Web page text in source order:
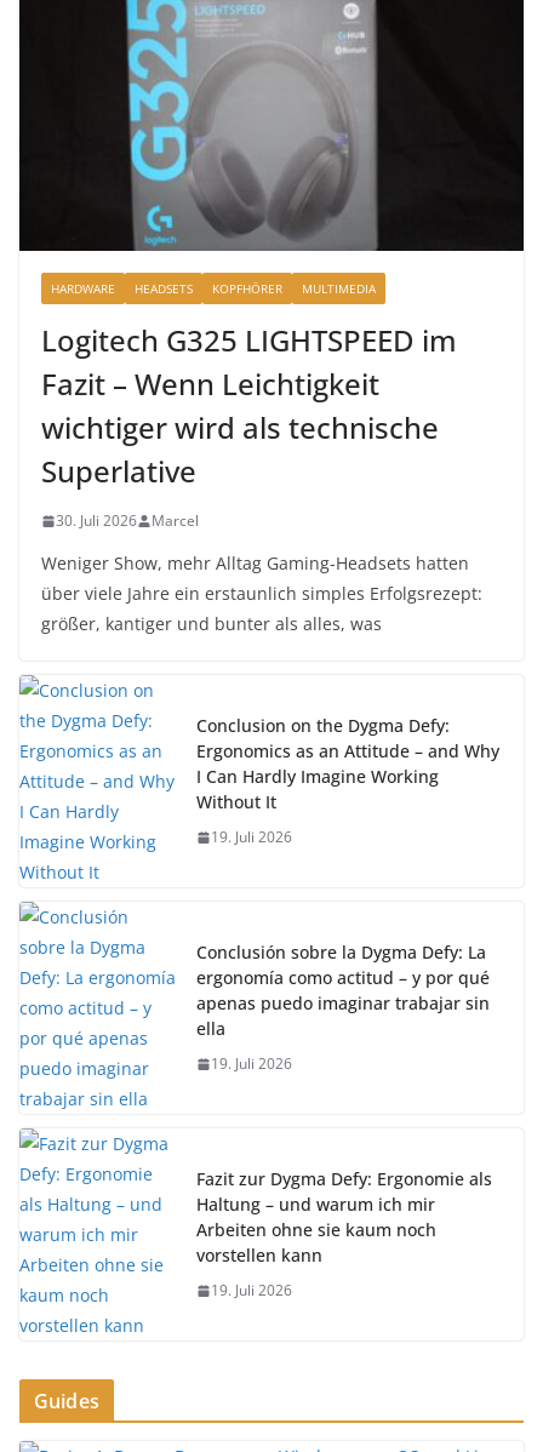
HARDWARE HEADSETS KOPFHÖRER MULTIMEDIA
Logitech G325 LIGHTSPEED im
Fazit – Wenn Leichtigkeit
wichtiger wird als technische
Superlative
30. Juli 2026 Marcel
Weniger Show, mehr Alltag Gaming-Headsets hatten
über viele Jahre ein erstaunlich simples Erfolgsrezept:
größer, kantiger und bunter als alles, was
Conclusion on the Dygma Defy:
Ergonomics as an Attitude – and Why
I Can Hardly Imagine Working
Without It
19. Juli 2026
Conclusión sobre la Dygma Defy: La
ergonomía como actitud – y por qué
apenas puedo imaginar trabajar sin
ella
19. Juli 2026
Fazit zur Dygma Defy: Ergonomie als
Haltung – und warum ich mir
Arbeiten ohne sie kaum noch
vorstellen kann
19. Juli 2026
Guides